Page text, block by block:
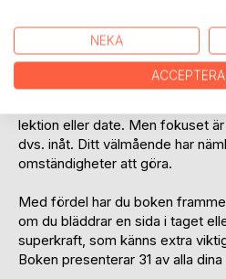
uppleva din fulla potential, den
funnits i dig.
Boken får gärna ses som ett
lektion eller date. Men fokuset
dvs. inåt. Ditt välmående har
omständigheter att göra.
Med fördel har du boken
om du bläddrar en sida i taget
superkraft, som känns extra
Boken presenterar 31 av alla
NEKA